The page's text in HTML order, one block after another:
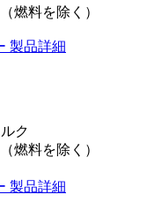
燃料を除く）
製品詳細
ク
燃料を除く）
製品詳細